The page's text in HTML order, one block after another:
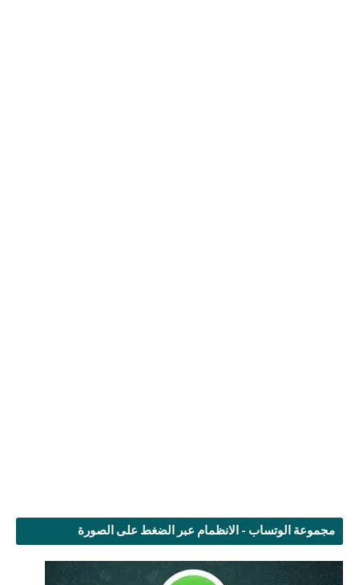
مجموعة الوتساب - الانظمام عبر الضغط على الصورة